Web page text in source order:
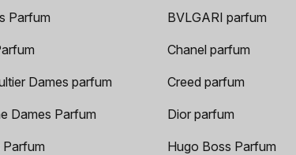
Parfum
Dames parfum
Dames Parfum
Parfum
BVLGARI parfum
Chanel parfum
Creed parfum
Dior parfum
Hugo Boss Parfum